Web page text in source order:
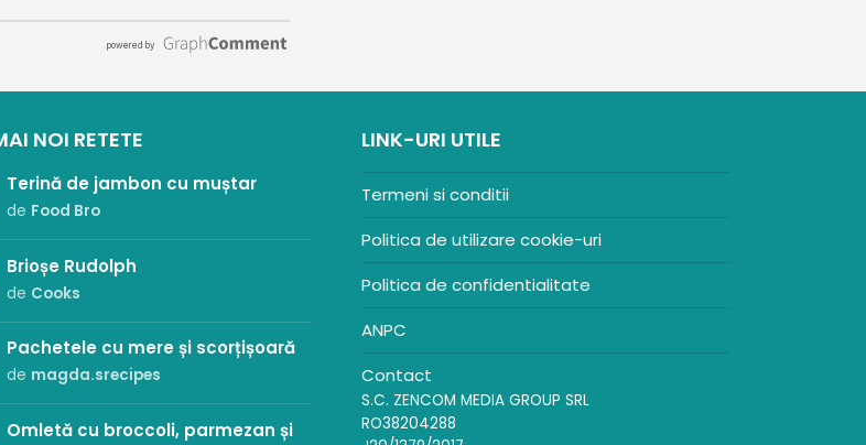
NOI RETETE
Terină de jambon cu muștar
de Food Bro
Brioșe Rudolph
de Cooks
Pachetele cu mere și scorțișoară
de magda.srecipes
Omletă cu broccoli, parmezan și
LINK-URI UTILE
Termeni si conditii
Politica de utilizare cookie-uri
Politica de confidentialitate
ANPC
Contact
S.C. ZENCOM MEDIA GROUP SRL
RO38204288